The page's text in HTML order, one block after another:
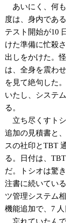
あいにく、何
度は、身内であ
テスト開始が10
けた準備に忙殺
出しをかけた。
は、全身を震わ
を見て絶句した
いたし、システ
る。
立ち尽くすト
追加の見積書と
スの社印とTBT
る。日付は、
だ。トシオは驚
注書に続いてい
ツ管理システム
機能追加で、7
忘れていたんで